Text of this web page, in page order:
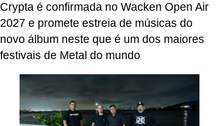
Crypta é confirmada no Wacken Open Air
2027 e promete estreia de músicas do
novo álbum neste que é um dos maiores
festivais de Metal do mundo